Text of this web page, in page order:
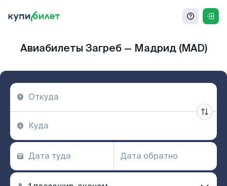
Авиабилеты Загреб — Мадрид (MAD)